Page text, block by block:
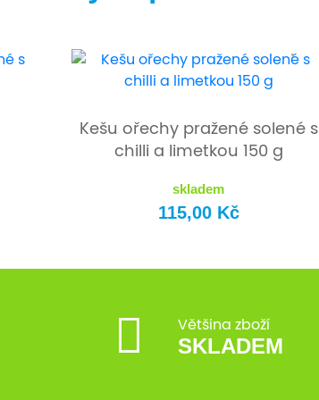
Kešu ořechy pražené solené s
chilli a limetkou 150 g
skladem
115,00 Kč
Většina zboží
SKLADEM